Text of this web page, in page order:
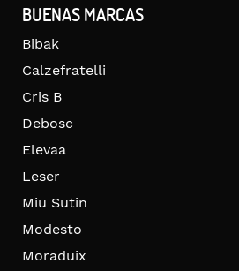
BUENAS MARCAS
Bibak
Calzefratelli
Cris B
Debosc
Elevaa
Leser
Miu Sutin
Modesto
Moraduix